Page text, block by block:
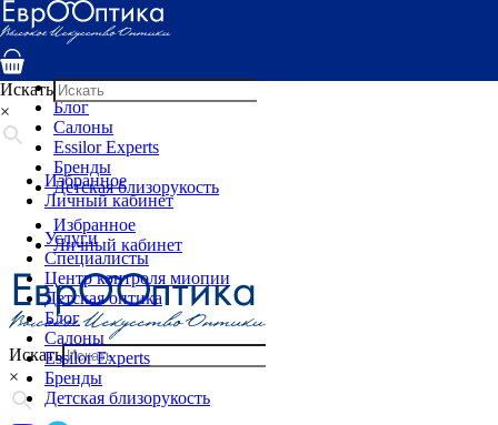
Услуги
Специалисты
Детская оптика
Блог
Салоны
Essilor Experts
Бренды
Детская близорукость
Избранное
Личный кабинет
Искать
×
Искать
×
Избранное
Личный кабинет
Услуги
Специалисты
Центр контроля миопии
Детская оптика
Блог
Салоны
Essilor Experts
Бренды
Детская близорукость